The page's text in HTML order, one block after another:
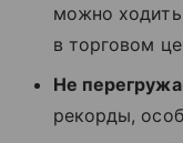
можно
в торговом
Не
рекорды,